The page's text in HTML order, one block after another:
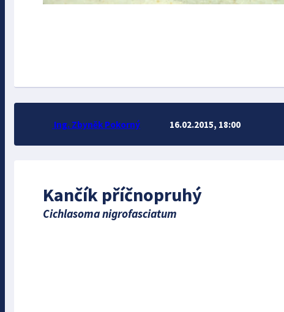
Kančík příčnopruhý
Cichlasoma nigrofasciatum
Ing. Zbyněk Pokorný 16.02.2015, 18:00